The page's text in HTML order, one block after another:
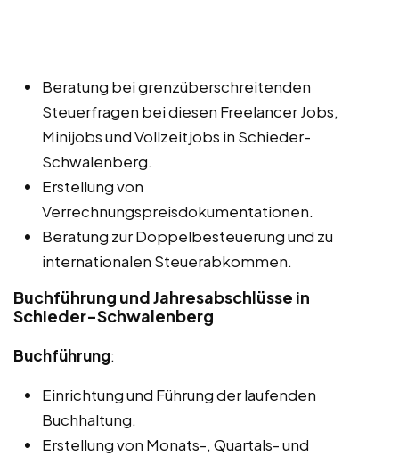
Beratung bei grenzüberschreitenden
Steuerfragen bei diesen Freelancer Jobs,
Minijobs und Vollzeitjobs in Schieder-
Schwalenberg.
Erstellung von
Verrechnungspreisdokumentationen.
Beratung zur Doppelbesteuerung und zu
internationalen Steuerabkommen.
Buchführung und Jahresabschlüsse in
Schieder-Schwalenberg
Buchführung:
Einrichtung und Führung der laufenden
Buchhaltung.
Erstellung von Monats-, Quartals- und